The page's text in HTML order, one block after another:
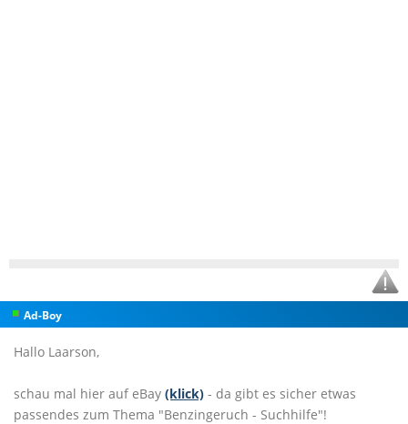
Ad-Boy
Hallo Laarson,
schau mal hier auf eBay (klick) - da gibt es sicher etwas
passendes zum Thema "Benzingeruch - Suchhilfe"!